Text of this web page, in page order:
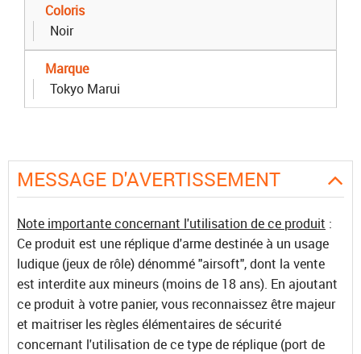
Coloris
Noir
Marque
Tokyo Marui
MESSAGE D'AVERTISSEMENT
Note importante concernant l'utilisation de ce produit :
Ce produit est une réplique d'arme destinée à un usage
ludique (jeux de rôle) dénommé "airsoft", dont la vente
est interdite aux mineurs (moins de 18 ans). En ajoutant
ce produit à votre panier, vous reconnaissez être majeur
et maitriser les règles élémentaires de sécurité
concernant l'utilisation de ce type de réplique (port de